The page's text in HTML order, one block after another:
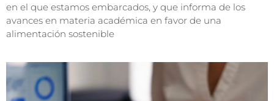
en el que estamos embarcados, y que informa de los
avances en materia académica en favor de una
alimentación sostenible